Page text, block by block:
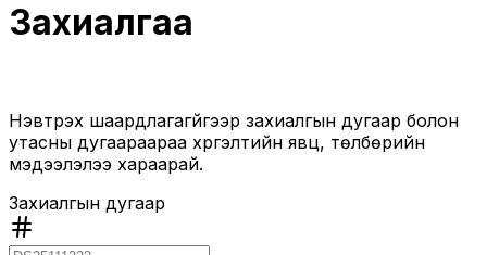
Захиалгаа
Нэвтрэх шаардлагагүйгээр захиалгын дугаар болон
утасны дугаараараа хүргэлтийн явц, төлбөрийн
мэдээлэлээ хараарай.
Захиалгын дугаар